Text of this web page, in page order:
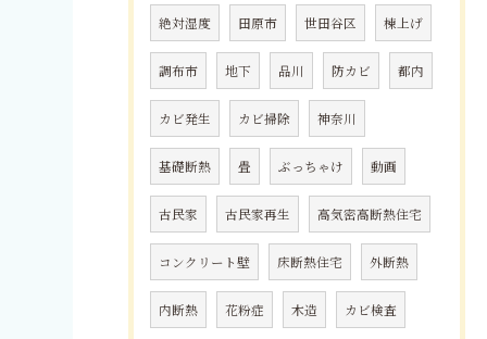
絶対湿度 田原市 世田谷区 棟上げ
調布市 地下 品川 防カビ 都内
カビ発生 カビ掃除 神奈川
基礎断熱 畳 ぶっちゃけ 動画
古民家 古民家再生 高気密高断熱住宅
コンクリート壁 床断熱住宅 外断熱
内断熱 花粉症 木造 カビ検査